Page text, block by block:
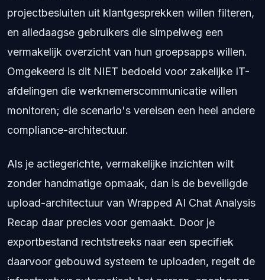
projectbesluiten uit klantgesprekken willen filteren,
en alledaagse gebruikers die simpelweg een
vermakelijk overzicht van hun groepsapps willen.
Omgekeerd is dit NIET bedoeld voor zakelijke IT-
afdelingen die werknemerscommunicatie willen
monitoren; die scenario's vereisen een heel andere
compliance-architectuur.
Als je actiegerichte, vermakelijke inzichten wilt
zonder handmatige opmaak, dan is de beveiligde
upload-architectuur van Wrapped AI Chat Analysis
Recap daar precies voor gemaakt. Door je
exportbestand rechtstreeks naar een specifiek
daarvoor gebouwd systeem te uploaden, regelt de